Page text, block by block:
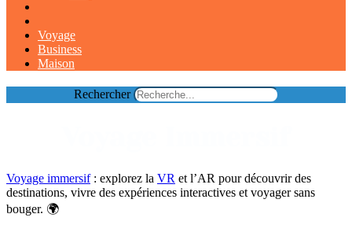
Voyage
Business
Maison
Rechercher
Voyage immersif: explorez la VR et l’AR pour découvrir des
destinations, vivre des expériences interactives et voyager sans
bouger. 🌍